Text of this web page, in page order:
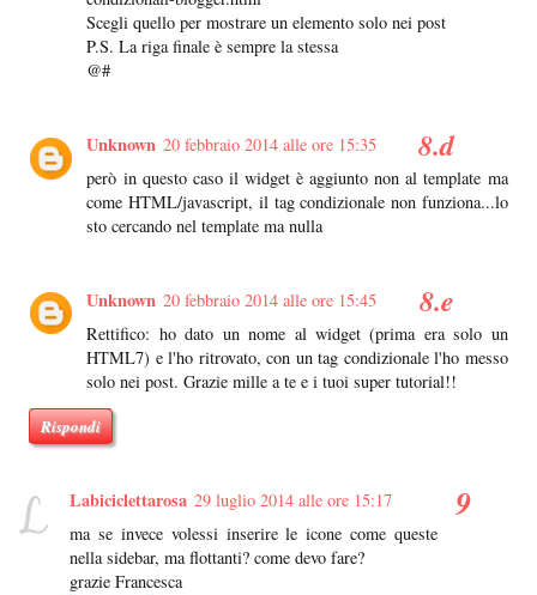
Scegli quello per mostrare un elemento solo nei post
P.S. La riga finale è sempre la stessa
@#
Unknown 20 febbraio 2014 alle ore 15:35
però in questo caso il widget è aggiunto non al template ma
come HTML/javascript, il tag condizionale non funziona...lo
sto cercando nel template ma nulla
Unknown 20 febbraio 2014 alle ore 15:45
Rettifico: ho dato un nome al widget (prima era solo un
HTML7) e l'ho ritrovato, con un tag condizionale l'ho messo
solo nei post. Grazie mille a te e i tuoi super tutorial!!
Rispondi
Labiciclettarosa 29 luglio 2014 alle ore 15:17
ma se invece volessi inserire le icone come queste
nella sidebar, ma flottanti? come devo fare?
grazie Francesca